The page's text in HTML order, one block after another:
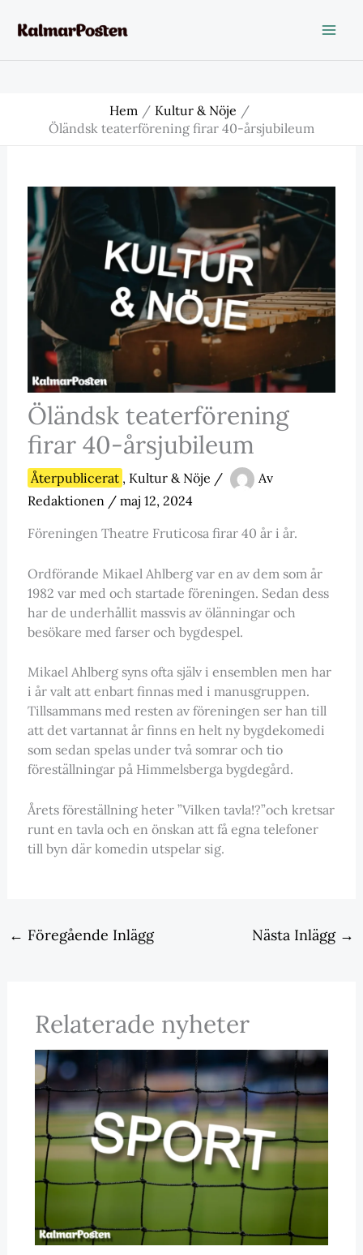
Hem
Kultur & Nöje
Öländsk teaterförening firar 40-årsjubileum
Öländsk teaterförening
firar 40-årsjubileum
Återpublicerat , Kultur & Nöje /
Av
Redaktionen / maj 12, 2024
Föreningen Theatre Fruticosa firar 40 år i år.
Ordförande Mikael Ahlberg var en av dem som år
1982 var med och startade föreningen. Sedan dess
har de underhållit massvis av ölänningar och
besökare med farser och bygdespel.
Mikael Ahlberg syns ofta själv i ensemblen men har
i år valt att enbart finnas med i manusgruppen.
Tillsammans med resten av föreningen ser han till
att det vartannat år finns en helt ny bygdekomedi
som sedan spelas under två somrar och tio
föreställningar på Himmelsberga bygdegård.
Årets föreställning heter ”Vilken tavla!?”och kretsar
runt en tavla och en önskan att få egna telefoner
till byn där komedin utspelar sig.
← Föregående Inlägg Nästa Inlägg →
Relaterade nyheter